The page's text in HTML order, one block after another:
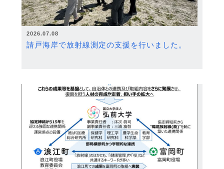
2026.07.08
請戸海岸で放射線測定の支援を行いました。